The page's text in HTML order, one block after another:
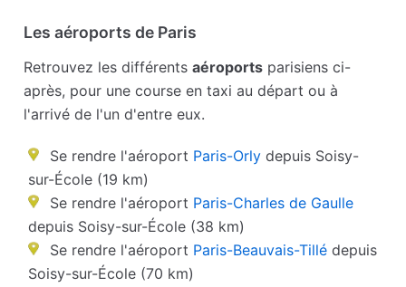
Les aéroports de Paris
Retrouvez les différentsaéroports parisiens ci-
après, pour une course en taxi au départ ou à
l'arrivé de l'un d'entre eux.
Se rendre l'aéroport Paris-Orly depuis Soisy-
sur-École (19 km)
Se rendre l'aéroport Paris-Charles de Gaulle
depuis Soisy-sur-École (38 km)
Se rendre l'aéroport Paris-Beauvais-Tillé depuis
Soisy-sur-École (70 km)